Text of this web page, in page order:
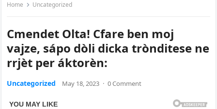
Home Uncategorized
Cmendet Olta! Cfare ben moj
vajze, sápo dòli dicka trònditese ne
rrjèt per áktorèn:
Uncategorized May 18, 2023 · 0 Comment